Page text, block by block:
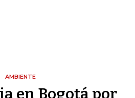
AMBIENTE
en Bogotá por